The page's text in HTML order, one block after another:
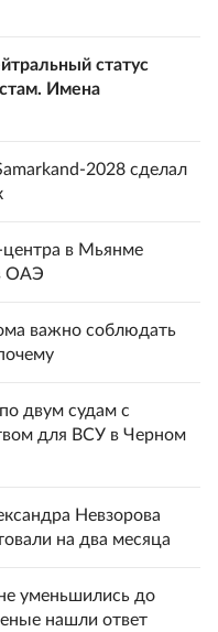
статус
Имена
2028 сделал
в Мьянме
ОАЭ
важно соблюдать
двум судам с
для ВСУ в Черном
Невзорова
на два месяца
уменьшились до
нашли ответ